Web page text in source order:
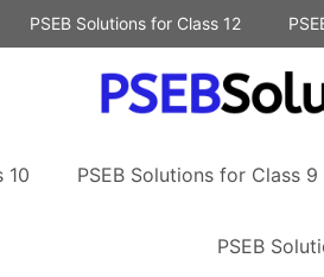
PSEB Solutions for Class 12
10 PSEB Solutions for Class 9
PSEB